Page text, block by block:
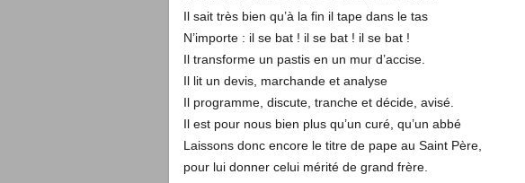
Il sait très bien qu’à la fin il tape dans le tas
N’importe : il se bat ! il se bat ! il se bat !
Il transforme un pastis en un mur d’accise.
Il lit un devis, marchande et analyse
Il programme, discute, tranche et décide, avisé.
Il est pour nous bien plus qu’un curé, qu’un abbé
Laissons donc encore le titre de pape au Saint Père,
pour lui donner celui mérité de grand frère.